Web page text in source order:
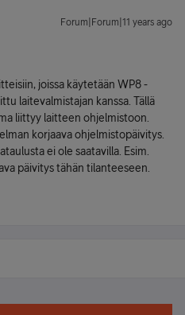
Forum|Forum|11 years ago
joissa käytetään WP8 -
laitevalmistajan kanssa. Tällä
liittyy laitteen ohjelmistoon.
korjaava ohjelmistopäivitys.
ei ole saatavilla. Esim.
päivitys tähän tilanteeseen.